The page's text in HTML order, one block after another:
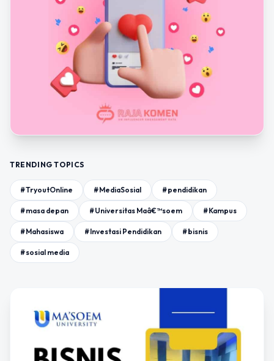
TRENDING TOPICS
#TryoutOnline #MediaSosial #pendidikan
#masa depan #Universitas Maâ€™soem #Kampus
#Mahasiswa #Investasi Pendidikan #bisnis
#sosial media